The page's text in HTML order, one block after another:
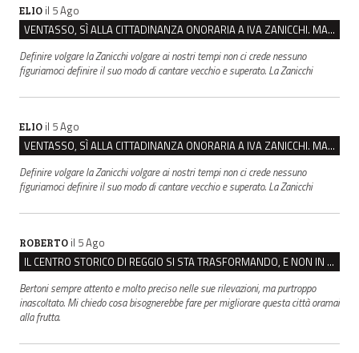
ELIO il 5 Ago
VENTASSO, SÌ ALLA CITTADINANZA ONORARIA A IVA ZANICCHI. MA BARGIACCHI: “È DI PESSIMO GUSTO”
Definire volgare la Zanicchi volgare ai nostri tempi non ci crede nessuno
figuriamoci definire il suo modo di cantare vecchio e superato. La Zanicchi
ELIO il 5 Ago
VENTASSO, SÌ ALLA CITTADINANZA ONORARIA A IVA ZANICCHI. MA BARGIACCHI: “È DI PESSIMO GUSTO”
Definire volgare la Zanicchi volgare ai nostri tempi non ci crede nessuno
figuriamoci definire il suo modo di cantare vecchio e superato. La Zanicchi
ROBERTO il 5 Ago
IL CENTRO STORICO DI REGGIO SI STA TRASFORMANDO, E NON IN MEGLIO
Bertoni sempre attento e molto preciso nelle sue rilevazioni, ma purtroppo
inascoltato. Mi chiedo cosa bisognerebbe fare per migliorare questa città oramai
alla frutta.